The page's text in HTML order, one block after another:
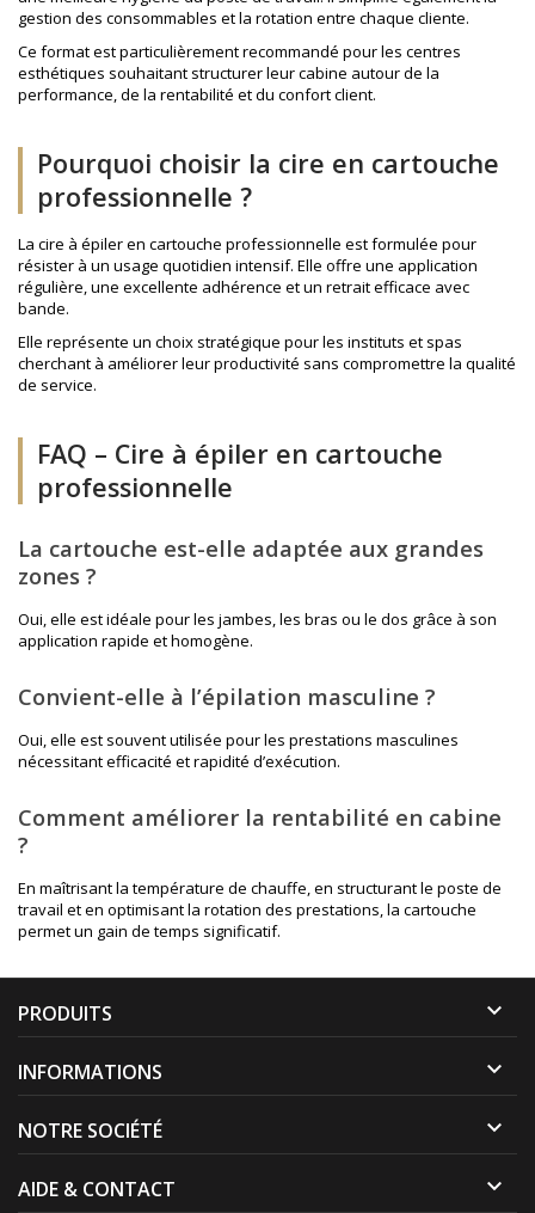
gestion des consommables et la rotation entre chaque cliente.
Ce format est particulièrement recommandé pour les centres
esthétiques souhaitant structurer leur cabine autour de la
performance, de la rentabilité et du confort client.
Pourquoi choisir la cire en cartouche
professionnelle ?
La cire à épiler en cartouche professionnelle est formulée pour
résister à un usage quotidien intensif. Elle offre une application
régulière, une excellente adhérence et un retrait efficace avec
bande.
Elle représente un choix stratégique pour les instituts et spas
cherchant à améliorer leur productivité sans compromettre la qualité
de service.
FAQ – Cire à épiler en cartouche
professionnelle
La cartouche est-elle adaptée aux grandes
zones ?
Oui, elle est idéale pour les jambes, les bras ou le dos grâce à son
application rapide et homogène.
Convient-elle à l’épilation masculine ?
Oui, elle est souvent utilisée pour les prestations masculines
nécessitant efficacité et rapidité d’exécution.
Comment améliorer la rentabilité en cabine
?
En maîtrisant la température de chauffe, en structurant le poste de
travail et en optimisant la rotation des prestations, la cartouche
permet un gain de temps significatif.
PRODUITS 
INFORMATIONS 
NOTRE SOCIÉTÉ 
AIDE & CONTACT 